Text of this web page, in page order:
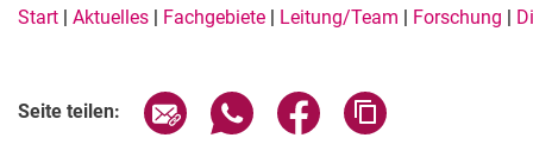
Start | Aktuelles | Fachgebiete | Leitung/Team | Forschung |
Seite teilen: Seite über E-Mail teilen
Seite über WhatsApp teilen
Seite über Facebook